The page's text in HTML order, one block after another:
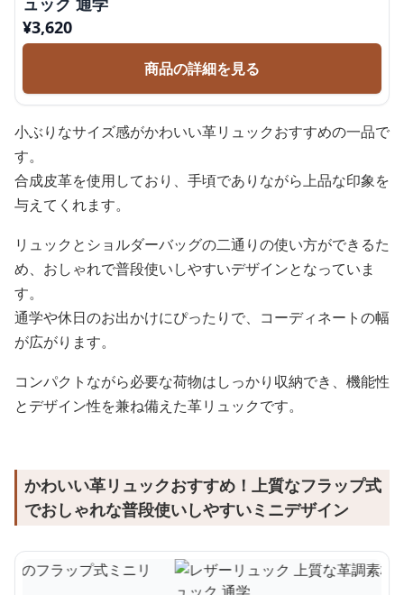
¥3,620
商品の詳細を見る
小ぶりなサイズ感がかわいい革リュックおすすめの一品で
す。
合成皮革を使用しており、手頃でありながら上品な印象を
与えてくれます。
リュックとショルダーバッグの二通りの使い方ができるた
め、おしゃれで普段使いしやすいデザインとなっていま
す。
通学や休日のお出かけにぴったりで、コーディネートの幅
が広がります。
コンパクトながら必要な荷物はしっかり収納でき、機能性
とデザイン性を兼ね備えた革リュックです。
かわいい革リュックおすすめ！上質なフラップ式
でおしゃれな普段使いしやすいミニデザイン